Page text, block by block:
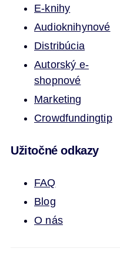
E-knihy
Audioknihynové
Distribúcia
Autorský e-
shopnové
Marketing
Crowdfundingtip
Užitočné odkazy
FAQ
Blog
O nás